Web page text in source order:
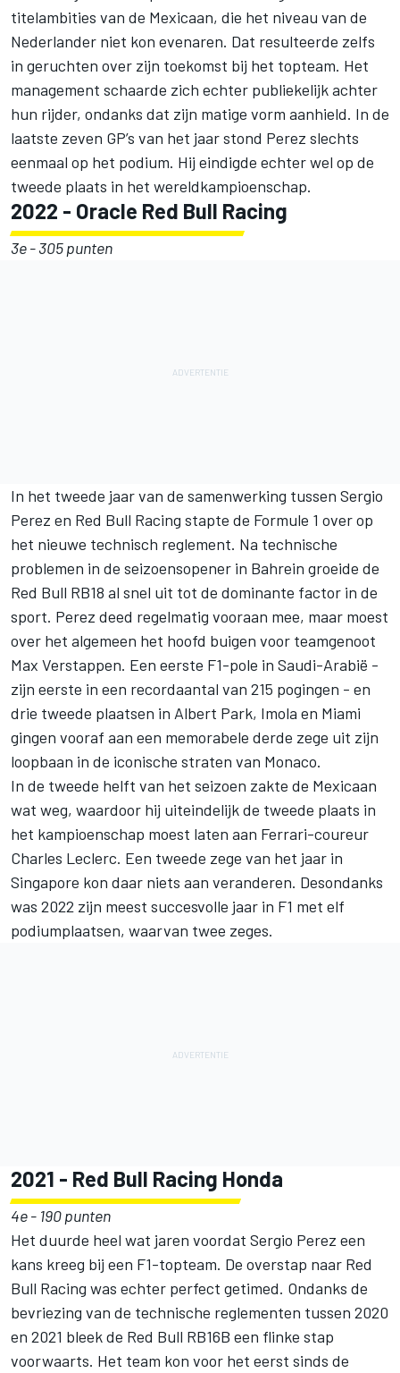
titelambities van de Mexicaan, die het niveau van de
Nederlander niet kon evenaren. Dat resulteerde zelfs
in geruchten over zijn toekomst bij het topteam. Het
management schaarde zich echter publiekelijk achter
hun rijder, ondanks dat zijn matige vorm aanhield. In de
laatste zeven GP’s van het jaar stond Perez slechts
eenmaal op het podium. Hij eindigde echter wel op de
tweede plaats in het wereldkampioenschap.
2022 - Oracle Red Bull Racing
3e - 305 punten
In het tweede jaar van de samenwerking tussen Sergio
Perez en Red Bull Racing stapte de Formule 1 over op
het nieuwe technisch reglement. Na technische
problemen in de seizoensopener in Bahrein groeide de
Red Bull RB18 al snel uit tot de dominante factor in de
sport. Perez deed regelmatig vooraan mee, maar moest
over het algemeen het hoofd buigen voor teamgenoot
Max Verstappen. Een eerste F1-pole in Saudi-Arabië -
zijn eerste in een recordaantal van 215 pogingen - en
drie tweede plaatsen in Albert Park, Imola en Miami
gingen vooraf aan een memorabele derde zege uit zijn
loopbaan in de iconische straten van Monaco.
In de tweede helft van het seizoen zakte de Mexicaan
wat weg, waardoor hij uiteindelijk de tweede plaats in
het kampioenschap moest laten aan Ferrari-coureur
Charles Leclerc. Een tweede zege van het jaar in
Singapore kon daar niets aan veranderen. Desondanks
was 2022 zijn meest succesvolle jaar in F1 met elf
podiumplaatsen, waarvan twee zeges.
2021 - Red Bull Racing Honda
4e - 190 punten
Het duurde heel wat jaren voordat Sergio Perez een
kans kreeg bij een F1-topteam. De overstap naar Red
Bull Racing was echter perfect getimed. Ondanks de
bevriezing van de technische reglementen tussen 2020
en 2021 bleek de Red Bull RB16B een flinke stap
voorwaarts. Het team kon voor het eerst sinds de